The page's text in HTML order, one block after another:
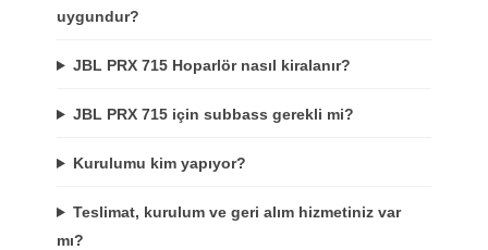
uygundur?
JBL PRX 715 Hoparlör nasıl kiralanır?
JBL PRX 715 için subbass gerekli mi?
Kurulumu kim yapıyor?
Teslimat, kurulum ve geri alım hizmetiniz var
mı?